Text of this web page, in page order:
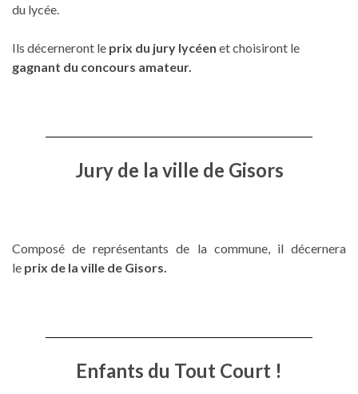
du lycée.
Ils décerneront le prix du jury lycéen et choisiront le
gagnant du concours amateur.
Jury de la ville de Gisors
Composé de représentants de la commune, il décernera
le prix de la ville de Gisors.
Enfants du Tout Court !